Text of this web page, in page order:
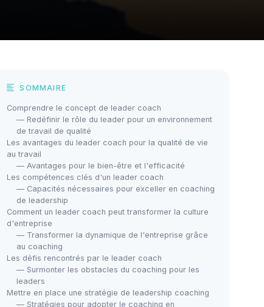
SOMMAIRE
Comprendre le concept de leader coach
— Redéfinir le rôle du leader pour un environnement
de travail de qualité
Les avantages du leader coach pour la qualité de vie
au travail
— Avantages pour le bien-être et l'efficacité
Les compétences clés d'un leader coach
— Capacités nécessaires pour exceller en coaching
de leadership
Comment un leader coach peut transformer la culture
d'entreprise
— Transformer la dynamique de l'entreprise grâce
au coaching
Les défis rencontrés par le leader coach
— Surmonter les obstacles du coaching pour les
leaders
Mettre en place une stratégie de leadership coaching
— Stratégies pour adopter le coaching en